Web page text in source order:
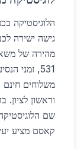
הלוגיסטיקה
גישה ישירה
וראשון לציון.
שם
קאסם מציע